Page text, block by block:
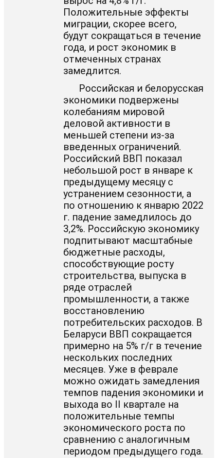
Положительные эффекты
миграции, скорее всего,
будут сокращаться в течение
года, и рост экономик в
отмеченных странах
замедлится.
Российская и белорусская
экономики подвержены
колебаниям мировой
деловой активности в
меньшей степени из-за
введенных ограничений.
Российский ВВП показал
небольшой рост в январе к
предыдущему месяцу с
устранением сезонности, а
по отношению к январю 2022
г. падение замедлилось до
3,2%. Российскую экономику
подпитывают масштабные
бюджетные расходы,
способствующие росту
строительства, выпуска в
ряде отраслей
промышленности, а также
восстановлению
потребительских расходов. В
Беларуси ВВП сокращается
примерно на 5% г/г в течение
нескольких последних
месяцев. Уже в феврале
можно ожидать замедления
темпов падения экономики и
выхода во II квартале на
положительные темпы
экономического роста по
сравнению с аналогичным
периодом предыдущего года.